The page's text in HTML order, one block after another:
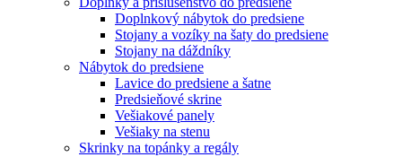
Doplnkový nábytok do predsiene
Stojany a vozíky na šaty do predsiene
Stojany na dáždníky
Nábytok do predsiene
Lavice do predsiene a šatne
Predsieňové skrine
Vešiakové panely
Vešiaky na stenu
Skrinky na topánky a regály